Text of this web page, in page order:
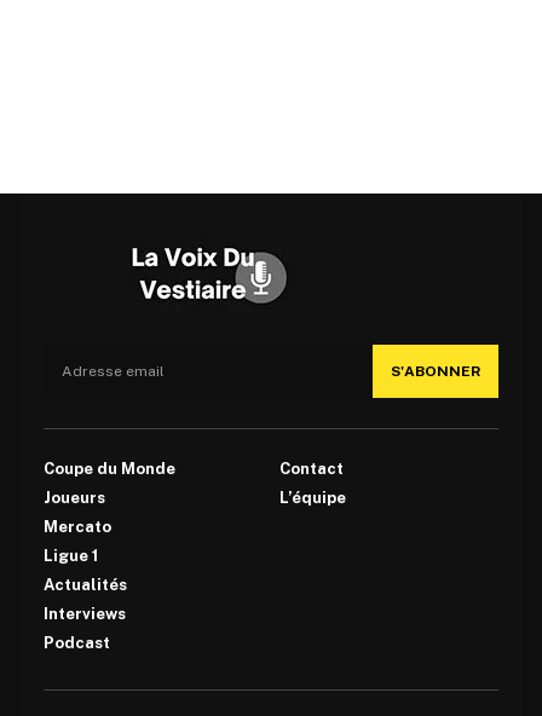
S'ABONNER
Coupe du Monde
Joueurs
Mercato
Ligue 1
Actualités
Interviews
Podcast
Contact
L’équipe